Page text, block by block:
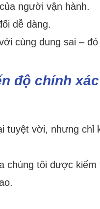
người vận hành.
dễ dàng.
cùng dung sai –
độ chính
tuyệt vời, nhưng
chúng tôi được